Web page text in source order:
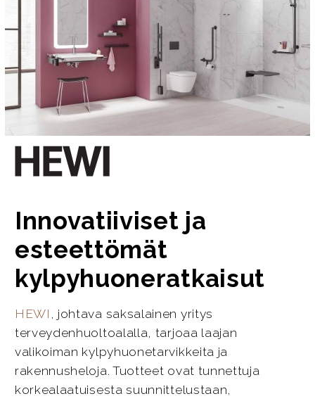
Innovatiiviset ja
esteettömät
kylpyhuoneratkaisut
HEWI , johtava saksalainen yritys
terveydenhuoltoalalla, tarjoaa laajan
valikoiman kylpyhuonetarvikkeita ja
rakennusheloja. Tuotteet ovat tunnettuja
korkealaatuisesta suunnittelustaan,